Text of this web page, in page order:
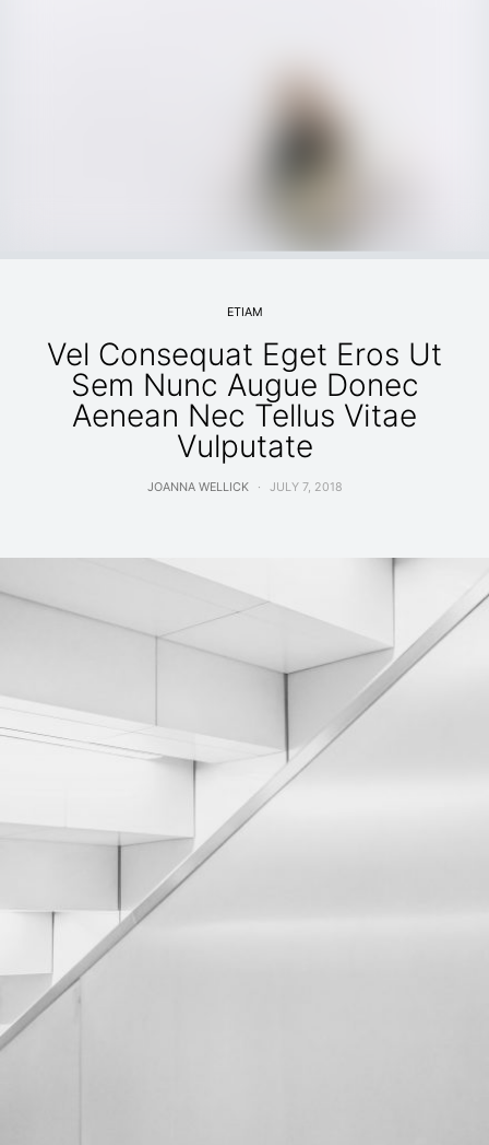
ETIAM
Vel Consequat Eget Eros Ut
Sem Nunc Augue Donec
Aenean Nec Tellus Vitae
Vulputate
JOANNA WELLICK JULY 7, 2018